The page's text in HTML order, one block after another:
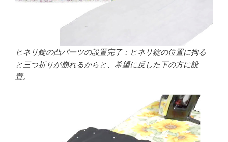
ヒネリ錠の凸パーツの設置完了：ヒネリ錠の位置に拘る
と三つ折りが崩れるからと、希望に反した下の方に設
置。